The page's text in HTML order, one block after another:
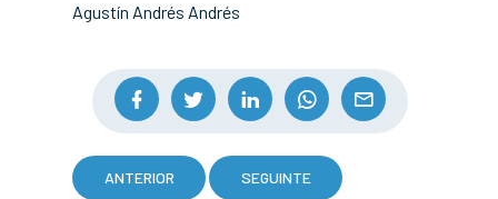
Agustín Andrés Andrés
ANTERIOR SEGUINTE